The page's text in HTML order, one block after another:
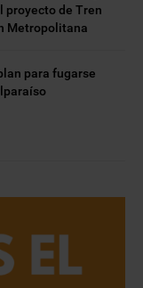
proyecto de Tren
Metropolitana
para fugarse